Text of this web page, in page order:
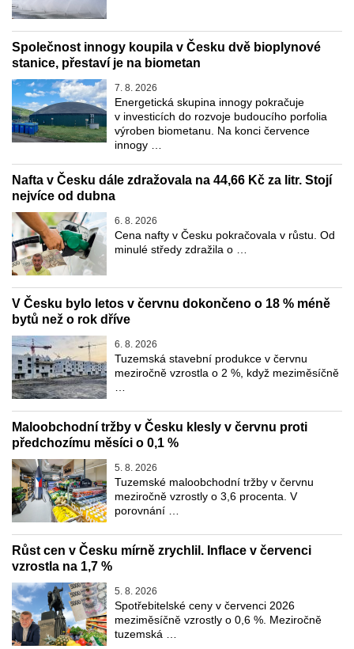
Společnost innogy koupila v Česku dvě bioplynové
stanice, přestaví je na biometan
7. 8. 2026
Energetická skupina innogy pokračuje
v investicích do rozvoje budoucího porfolia
výroben biometanu. Na konci července
innogy …
Nafta v Česku dále zdražovala na 44,66 Kč za litr. Stojí
nejvíce od dubna
6. 8. 2026
Cena nafty v Česku pokračovala v růstu. Od
minulé středy zdražila o …
V Česku bylo letos v červnu dokončeno o 18 % méně
bytů než o rok dříve
6. 8. 2026
Tuzemská stavební produkce v červnu
meziročně vzrostla o 2 %, když meziměsíčně
Maloobchodní tržby v Česku klesly v červnu proti
předchozímu měsíci o 0,1 %
5. 8. 2026
Tuzemské maloobchodní tržby v červnu
meziročně vzrostly o 3,6 procenta. V
porovnání …
Růst cen v Česku mírně zrychlil. Inflace v červenci
vzrostla na 1,7 %
5. 8. 2026
Spotřebitelské ceny v červenci 2026
meziměsíčně vzrostly o 0,6 %. Meziročně
tuzemská …